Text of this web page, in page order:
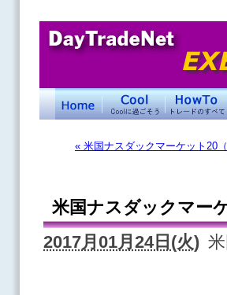
« 米国ナスダックマーケット20（
米国ナスダックマー
2017月01月24日(火)